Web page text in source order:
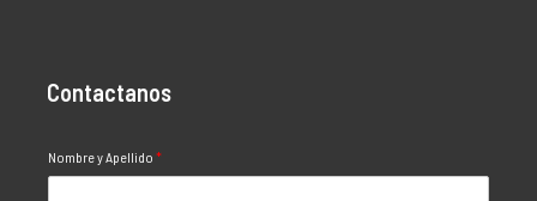
Contactanos
Nombre y Apellido *